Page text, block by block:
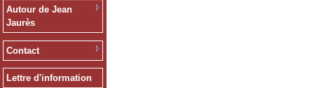
Autour de Jean
Jaurès
Contact
Lettre d'information